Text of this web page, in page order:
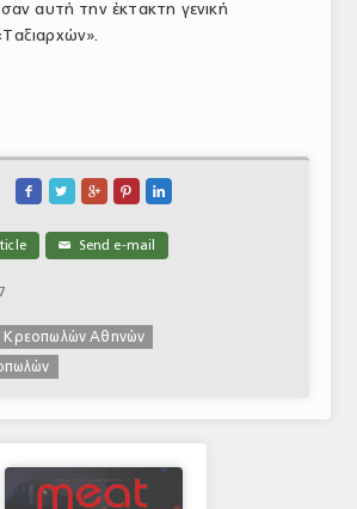
αυτή την έκτακτη γενική
    
✉ Send e-mail
Αθηνών